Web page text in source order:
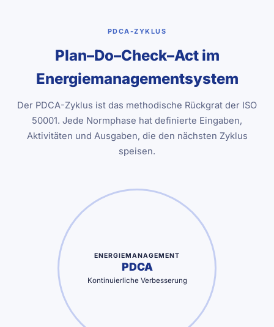
PDCA-ZYKLUS
Plan–Do–Check–Act im
Energiemanagementsystem
Der PDCA-Zyklus ist das methodische Rückgrat der ISO
50001. Jede Normphase hat definierte Eingaben,
Aktivitäten und Ausgaben, die den nächsten Zyklus
speisen.
ENERGIE­MANAGEMENT
PDCA
Kontinuierliche Verbesserung